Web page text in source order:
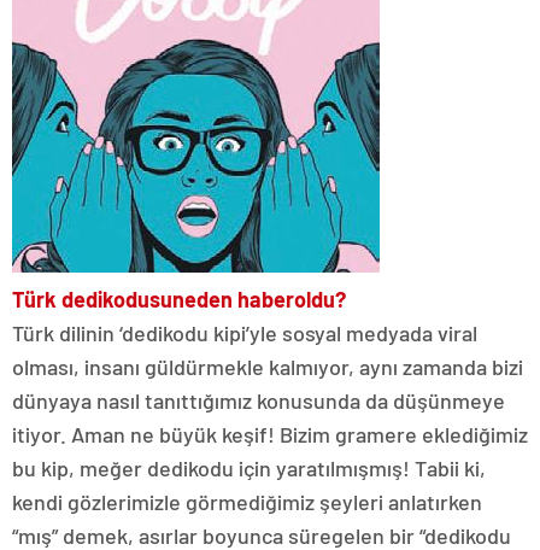
Türk dedikodusuneden haberoldu?
Türk dilinin ‘dedikodu kipi’yle sosyal medyada viral
olması, insanı güldürmekle kalmıyor, aynı zamanda bizi
dünyaya nasıl tanıttığımız konusunda da düşünmeye
itiyor. Aman ne büyük keşif! Bizim gramere eklediğimiz
bu kip, meğer dedikodu için yaratılmışmış! Tabii ki,
kendi gözlerimizle görmediğimiz şeyleri anlatırken
“mış” demek, asırlar boyunca süregelen bir “dedikodu